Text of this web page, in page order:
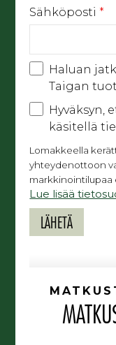
Sähköposti *
Haluan
Taigan
Hyväksyn,
käsitellä
Lomakkeella
yhteydenottoon
markkinointilupaa
Lue lisää